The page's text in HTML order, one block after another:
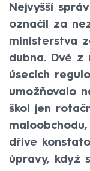
Nejvyšší
označil za
ministerstva
dubna. Dvě z
úsecích
umožňovalo
škol jen
dříve
úpravy, když